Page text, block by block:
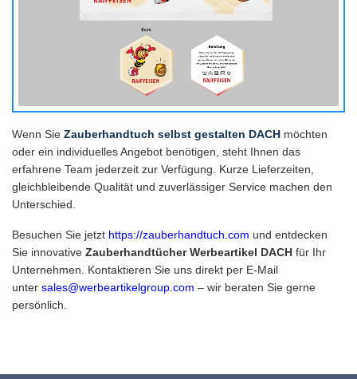
Wenn Sie Zauberhandtuch selbst gestalten DACH möchten
oder ein individuelles Angebot benötigen, steht Ihnen das
erfahrene Team jederzeit zur Verfügung. Kurze Lieferzeiten,
gleichbleibende Qualität und zuverlässiger Service machen den
Unterschied.
Besuchen Sie jetzt https://zauberhandtuch.com und entdecken
Sie innovative Zauberhandtücher Werbeartikel DACH für Ihr
Unternehmen. Kontaktieren Sie uns direkt per E-Mail
unter sales@werbeartikelgroup.com – wir beraten Sie gerne
persönlich.